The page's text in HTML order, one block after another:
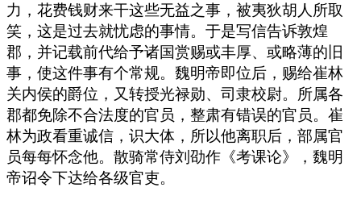
力，花费钱财来干这些无益之事，被夷狄胡人所取
笑，这是过去就忧虑的事情。于是写信告诉敦煌
郡，并记载前代给予诸国赏赐或丰厚、或略薄的旧
事，使这件事有个常规。魏明帝即位后，赐给崔林
关内侯的爵位，又转授光禄勋、司隶校尉。所属各
郡都免除不合法度的官员，整肃有错误的官员。崔
林为政看重诚信，识大体，所以他离职后，部属官
员每每怀念他。散骑常侍刘劭作《考课论》，魏明
帝诏令下达给各级官吏。